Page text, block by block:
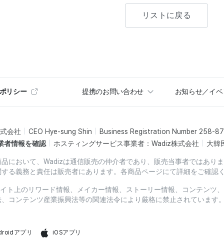
リストに戻る
リシー 提携のお問い合わせ お知らせ／イベ
会社 CEO Hye-sung Shin Business Registration Number 258-
者情報を確認 ホスティングサービス事業者：Wadiz株式会社 大韓
において、Wadizは通信販売の仲介者であり、販売当事者ではあり
る義務と責任は販売者にあります。各商品ページにて詳細をご確認く
ト上のリワード情報、メイカー情報、ストーリー情報、コンテンツ
コンテンツ産業振興法等の関連法令により厳格に禁止されています。
アプリ iOSアプリ